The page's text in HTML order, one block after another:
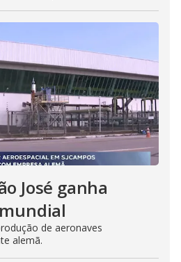
José ganha
de aeronaves
alemã.